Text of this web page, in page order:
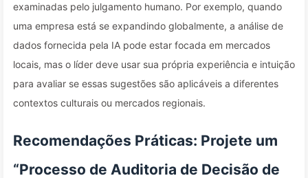
examinadas pelo julgamento humano. Por exemplo, quando
uma empresa está se expandindo globalmente, a análise de
dados fornecida pela IA pode estar focada em mercados
locais, mas o líder deve usar sua própria experiência e intuição
para avaliar se essas sugestões são aplicáveis a diferentes
contextos culturais ou mercados regionais.
Recomendações Práticas: Projete um
“Processo de Auditoria de Decisão de